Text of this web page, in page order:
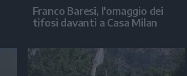
Franco Baresi, l'omaggio dei
tifosi davanti a Casa Milan